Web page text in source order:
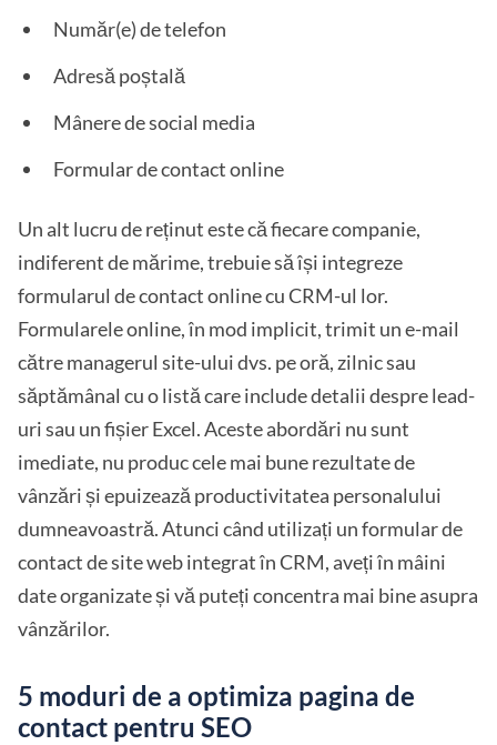
Număr(e) de telefon
Adresă poștală
Mânere de social media
Formular de contact online
Un alt lucru de reținut este că fiecare companie,
indiferent de mărime, trebuie să își integreze
formularul de contact online cu CRM-ul lor.
Formularele online, în mod implicit, trimit un e-mail
către managerul site-ului dvs. pe oră, zilnic sau
săptămânal cu o listă care include detalii despre lead-
uri sau un fișier Excel. Aceste abordări nu sunt
imediate, nu produc cele mai bune rezultate de
vânzări și epuizează productivitatea personalului
dumneavoastră. Atunci când utilizați un formular de
contact de site web integrat în CRM, aveți în mâini
date organizate și vă puteți concentra mai bine asupra
vânzărilor.
5 moduri de a optimiza pagina de
contact pentru SEO